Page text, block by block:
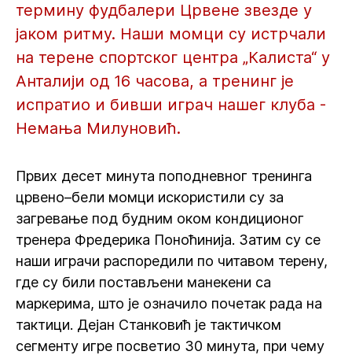
термину фудбалери Црвене звезде у
јаком ритму. Наши момци су истрчали
на терене спортског центра „Калиста“ у
Анталији од 16 часова, а тренинг је
испратио и бивши играч нашег клуба -
Немања Милуновић.
Првих десет минута поподневног тренинга
црвено–бели момци искористили су за
загревање под будним оком кондиционог
тренера Фредерика Поноћинија. Затим су се
наши играчи распоредили по читавом терену,
где су били постављени манекени са
маркерима, што је означило почетак рада на
тактици. Дејан Станковић је тактичком
сегменту игре посветио 30 минута, при чему